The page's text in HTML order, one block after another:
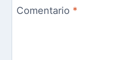
Comentario *